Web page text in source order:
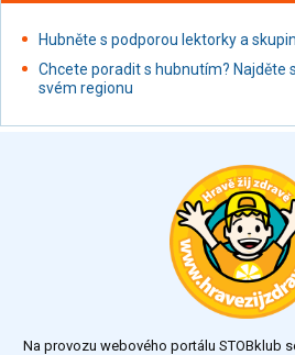
Nápoje alkoholické
Restaurace, jídelny, hotová jídla
Fastfood
Studená kuchyně, lahůdkářské
Hubněte s podporou lektorky a
Chcete poradit s hubnutím? Najděte
svém regionu
Na provozu webového portálu STOBklub